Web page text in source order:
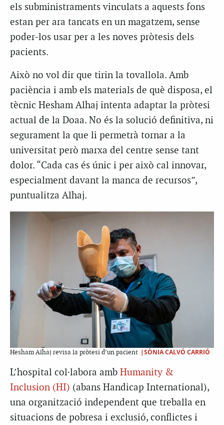
els subministraments vinculats a aquests fons
estan per ara tancats en un magatzem, sense
poder-los usar per a les noves pròtesis dels
pacients.
Això no vol dir que tirin la tovallola. Amb
paciència i amb els materials de què disposa, el
tècnic Hesham Alhaj intenta adaptar la pròtesi
actual de la Doaa. No és la solució definitiva, ni
segurament la que li permetrà tornar a la
universitat però marxa del centre sense tant
dolor. “Cada cas és únic i per això cal innovar,
especialment davant la manca de recursos”,
puntualitza Alhaj.
Hesham Alhaj revisa la pròtesi d’un pacient |SÒNIA CALVÓ CARRIÓ
L’hospital col·labora amb Humanity &
Inclusion (HI) (abans Handicap International),
una organització independent que treballa en
situacions de pobresa i exclusió, conflictes i